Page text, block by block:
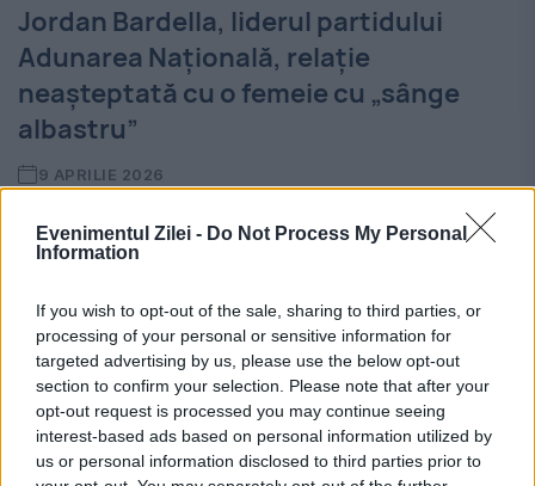
Evenimentul Zilei - Do Not Process My Personal
Information
If you wish to opt-out of the sale, sharing to third parties, or
processing of your personal or sensitive information for
targeted advertising by us, please use the below opt-out
section to confirm your selection. Please note that after your
opt-out request is processed you may continue seeing
interest-based ads based on personal information utilized by
us or personal information disclosed to third parties prior to
Jordan Bardella, liderul partidului
Adunarea Națională, relație
neașteptată cu o femeie cu „sânge
albastru”
9 APRILIE 2026
Liderul partidului Adunarea Națională,
Jordan Bardella, a fost surprins în
compania moștenitoarei regale italiene
Maria Carolina de Bourbon des Deux-
Siciles, în imagini publicate de Paris Match.
Fotografiile au fost realizate...